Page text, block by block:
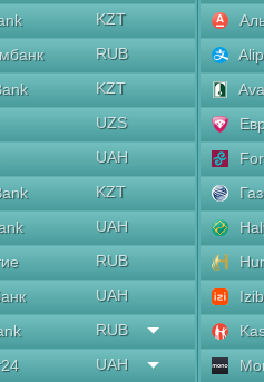
KZT
RUB
KZT
UZS
UAH
KZT
UAH
RUB
UAH
RUB
UAH